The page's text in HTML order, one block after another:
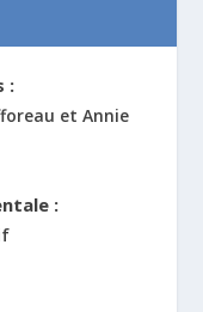
:
et Annie
: